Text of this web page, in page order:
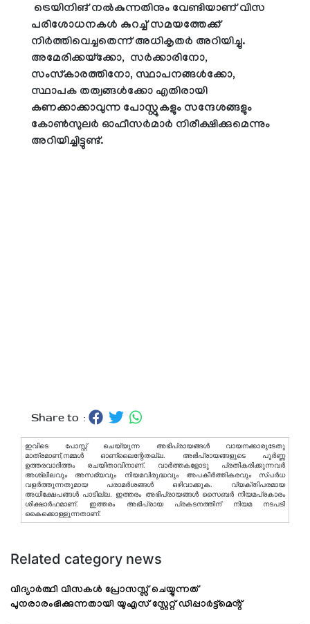
ട്രെയിനിങ് നൽകുന്നതിനും വേണ്ടിയാണ് വിസ
പരിശോധനകൾ കുറച്ച് സമയത്തേക്ക്
നിർത്തിവെച്ചതെന്ന് അധികൃതർ അറിയിച്ചു.
അമേരിക്കയ്‌ക്കോ, സർക്കാരിനോ,
സംസ്‌കാരത്തിനോ, സ്ഥാപനങ്ങൾക്കോ,
സ്ഥാപക തത്വങ്ങൾക്കോ എതിരായി
കണക്കാക്കാവുന്ന പോസ്റ്റുകളും സന്ദേശങ്ങളും
കോൺസുലർ ഓഫീസർമാർ നിരീക്ഷിക്കുമെന്നും
അറിയിച്ചിട്ടുണ്ട്.
Share to :
ഇവിടെ പോസ്റ്റ് ചെയ്യുന്ന അഭിപ്രായങ്ങള്‍ വായനക്കാരുടേതു
മാത്രമാണ്,നമ്മൾ ഓണ്ലൈന്റേതല്ല. അഭിപ്രായങ്ങളുടെ പൂർണ്ണ
ഉത്തരവാദിത്തം രചയിതാവിനാണ്. വാര്‍ത്തകളോടു പ്രതികരിക്കുന്നവര്‍
അശ്ലീലവും അസഭ്യവും നിയമവിരുദ്ധവും അപകീര്‍ത്തികരവും സ്പര്‍ധ
വളര്‍ത്തുന്നതുമായ പരാമര്‍ശങ്ങള്‍ ഒഴിവാക്കുക. വ്യക്തിപരമായ
അധിക്ഷേപങ്ങള്‍ പാടില്ല. ഇത്തരം അഭിപ്രായങ്ങള്‍ സൈബര്‍ നിയമപ്രകാരം
ശിക്ഷാര്‍ഹമാണ്. ഇത്തരം അഭിപ്രായ പ്രകടനത്തിന് നിയമ നടപടി
കൈക്കൊള്ളുന്നതാണ്.
Related category news
വിദ്യാർത്ഥി വിസകൾ പ്രോസസ്സ് ചെയ്യുന്നത്
പുനരാരംഭിക്കുന്നതായി യുഎസ് സ്റ്റേറ്റ് ഡിപ്പാർട്ട്മെൻ്റ്